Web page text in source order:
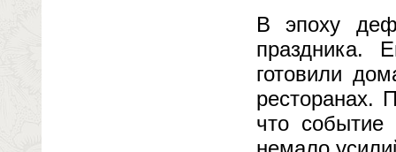
В эпоху
праздника.
готовили
ресторанах.
что событие